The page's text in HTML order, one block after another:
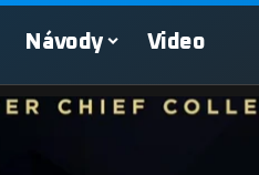
Návody Video